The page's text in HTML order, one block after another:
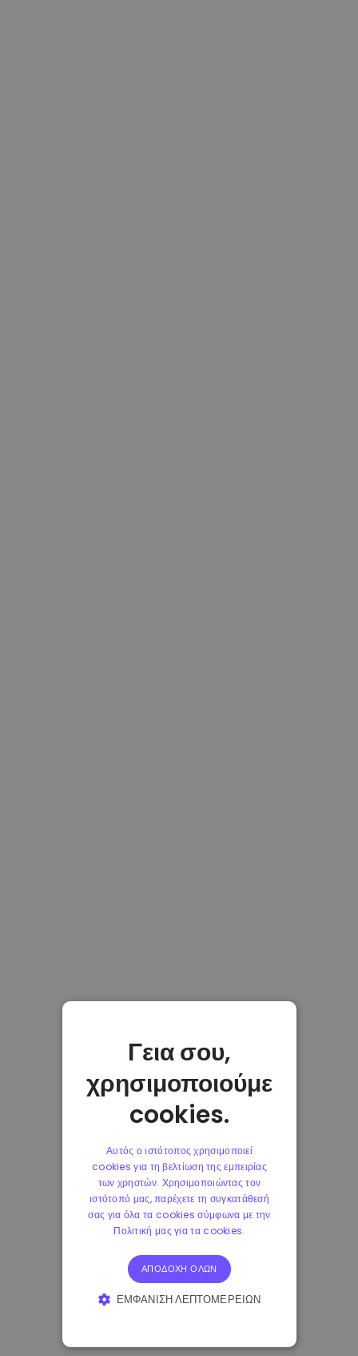
Γεια σου,
χρησιμοποιούμε
cookies.
Αυτός ο ιστότοπος χρησιμοποιεί
cookies για τη βελτίωση της εμπειρίας
των χρηστών. Χρησιμοποιώντας τον
ιστότοπό μας, παρέχετε τη συγκατάθεσή
σας για όλα τα cookies σύμφωνα με την
Πολιτική μας για τα cookies.
ΑΠΟΔΟΧΉ ΌΛΩΝ
ΕΜΦΆΝΙΣΗ ΛΕΠΤΟΜΕΡΕΙΏΝ